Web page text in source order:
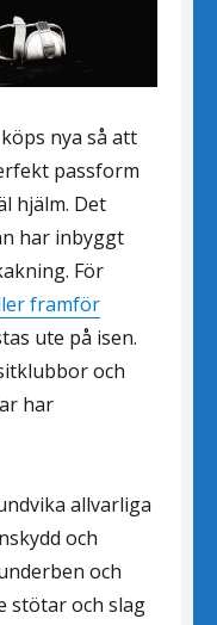
nya så att
passform
hjälm. Det
har inbyggt
För
framför
ute på isen.
och
har
allvarliga
och
och
stötar och slag